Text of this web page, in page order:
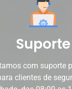
Suporte
com suporte
clientes de